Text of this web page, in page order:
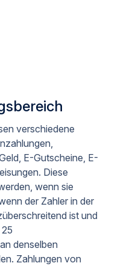
verschiedene
E-Gutscheine, E-
Diese
wenn sie
der Zahler in der
ist und
denselben
Zahlungen von